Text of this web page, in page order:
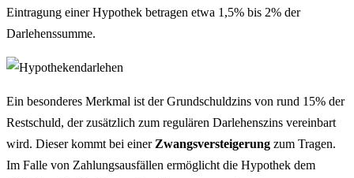
Eintragung einer Hypothek betragen etwa 1,5% bis 2% der
Darlehenssumme.
Ein besonderes Merkmal ist der Grundschuldzins von rund 15% der
Restschuld, der zusätzlich zum regulären Darlehenszins vereinbart
wird. Dieser kommt bei einer Zwangsversteigerung zum Tragen.
Im Falle von Zahlungsausfällen ermöglicht die Hypothek dem